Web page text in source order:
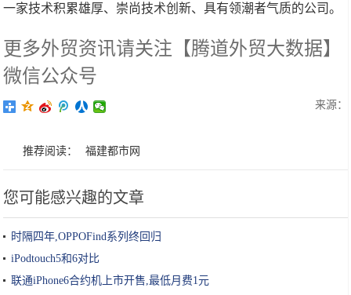
一家技术积累雄厚、崇尚技术创新、具有领潮者气质的公司。
更多外贸资讯请关注【腾道外贸大数据】
微信公众号
来源：
推荐阅读： 福建都市网
您可能感兴趣的文章
时隔四年,OPPOFind系列终回归
iPodtouch5和6对比
联通iPhone6合约机上市开售,最低月费1元